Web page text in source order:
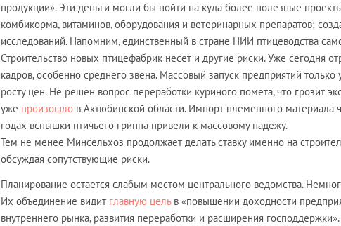
продукции». Эти деньги могли бы пойти на куда более полезные
комбикорма, витаминов, оборудования и ветеринарных препаратов;
исследований. Напомним, единственный в стране НИИ птицеводства
Строительство новых птицефабрик несет и другие риски. Уже сегодня
кадров, особенно среднего звена. Массовый запуск предприятий
росту цен. Не решен вопрос переработки куриного помета, что грозит
уже произошло в Актюбинской области. Импорт племенного материала
годах вспышки птичьего гриппа привели к массовому падежу.
Тем не менее Минсельхоз продолжает делать ставку именно на
обсуждая сопутствующие риски.
Планирование остается слабым местом центрального ведомства.
Их объединение видит главную цельв «повышении доходности
внутреннего рынка, развития переработки и расширения господдержки».